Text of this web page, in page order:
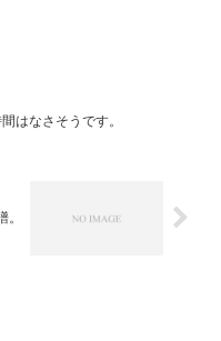
はなさそうです。